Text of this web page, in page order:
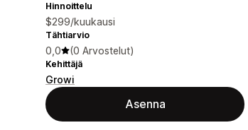
Hinnoittelu
$299/kuukausi
Tähtiarvio
0,0 (0 Arvostelut)
Kehittäjä
Growi
Asenna